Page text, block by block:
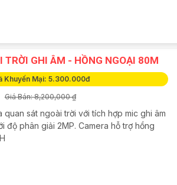
TRỜI GHI ÂM - HỒNG NGOẠI 80M
Khuyến Mại: 5.300.000đ
Giá Bán: 8,200,000 ₫
quan sát ngoài trời với tích hợp mic ghi âm
độ phân giải 2MP. Camera hỗ trợ hồng